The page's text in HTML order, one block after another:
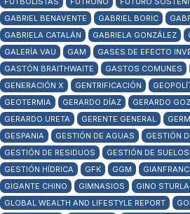
GABRIEL BENAVENTE
GABRIEL BORIC
GABRIELA CATALÁN
GABRIELA GONZÁLEZ
GALERÍA VAU
GAM
GASES DE EFECTO
GASTÓN BRAITHWAITE
GASTOS COMUNES
GENERACIÓN X
GENTRIFICACIÓN
GEOTERMIA
GERARDO DÍAZ GERARDO
GERARDO URETA
GERENTE GENERAL
GESPANIA
GESTIÓN DE AGUAS
GESTIÓN
GESTIÓN DE RESIDUOS
GESTIÓN DE SUELOS
GESTIÓN HÍDRICA
GFK GGM
GIGANTE CHINO
GIMNASIOS GINO STURLA
GLOBAL WEALTH AND LIFESTYLE REPORT